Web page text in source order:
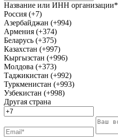
Название или ИНН организации*
Россия (+7)
Азербайджан (+994)
Армения (+374)
Беларусь (+375)
Казахстан (+997)
Кыргызстан (+996)
Молдова (+373)
Таджикистан (+992)
Туркменистан (+993)
Узбекистан (+998)
Другая страна